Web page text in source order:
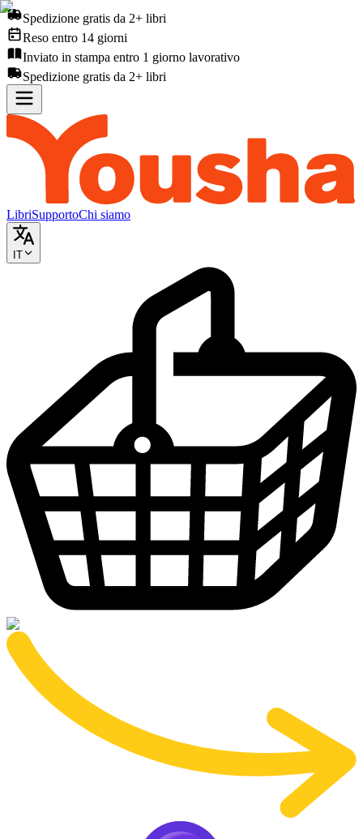
Spedizione gratis da 2+ libri
Reso entro 14 giorni
Inviato in stampa entro 1 giorno lavorativo
Spedizione gratis da 2+ libri
LibriSupportoChi siamo
IT